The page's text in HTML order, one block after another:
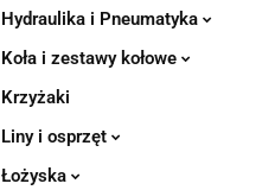
Hydraulika i Pneumatyka
Koła i zestawy kołowe
Krzyżaki
Liny i osprzęt
Łożyska